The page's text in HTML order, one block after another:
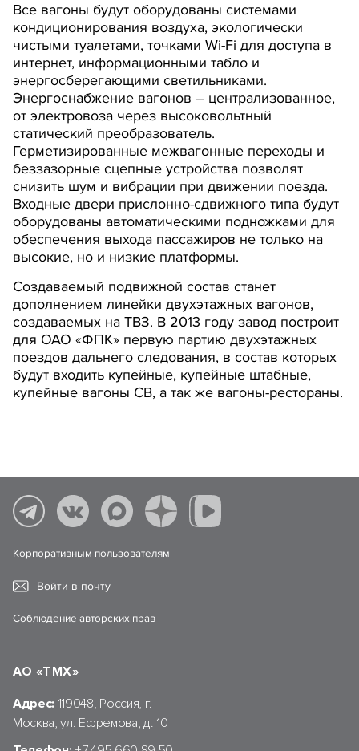
Все вагоны будут оборудованы системами
кондиционирования воздуха, экологически
чистыми туалетами, точками Wi-Fi для доступа в
интернет, информационными табло и
энергосберегающими светильниками.
Энергоснабжение вагонов – централизованное,
от электровоза через высоковольтный
статический преобразователь.
Герметизированные межвагонные переходы и
беззазорные сцепные устройства позволят
снизить шум и вибрации при движении поезда.
Входные двери прислонно-сдвижного типа будут
оборудованы автоматическими подножками для
обеспечения выхода пассажиров не только на
высокие, но и низкие платформы.
Создаваемый подвижной состав станет
дополнением линейки двухэтажных вагонов,
создаваемых на ТВЗ. В 2013 году завод построит
для ОАО «ФПК» первую партию двухэтажных
поездов дальнего следования, в состав которых
будут входить купейные, купейные штабные,
купейные вагоны СВ, а так же вагоны-рестораны.
Корпоративным пользователям
Войти в почту
Соблюдение авторских прав
АО «ТМХ»
Адрес: 119048, Россия, г.
Москва, ул. Ефремова, д. 10